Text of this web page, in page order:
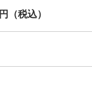
円（税込）